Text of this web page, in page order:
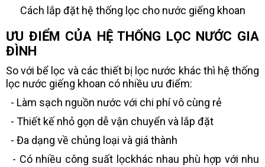
Cách lắp đặt hệ thống lọc cho nước giếng khoan
ƯU ĐIỂM CỦA HỆ THỐNG LỌC NƯỚC GIA
ĐÌNH
So với bể lọc và các thiết bị lọc nước khác thì hệ thống
lọc nước giếng khoan có nhiều ưu điểm:
- Làm sạch nguồn nước với chi phí vô cùng rẻ
- Thiết kế nhỏ gọn dễ vận chuyển và lắp đặt
- Đa dạng về chủng loại và giá thành
- Có nhiều công suất lọckhác nhau phù hợp với nhu